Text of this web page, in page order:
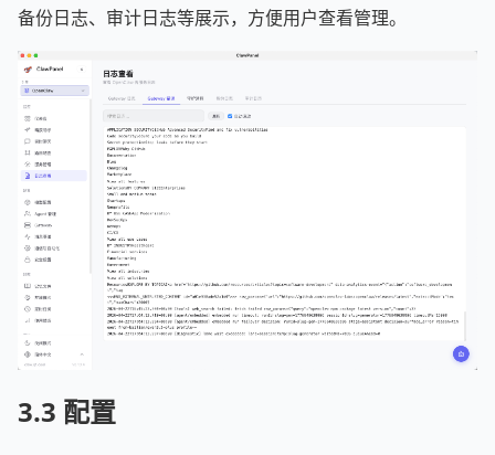
备份日志、审计日志等展示，方便用户查看管理。
3.3 配置